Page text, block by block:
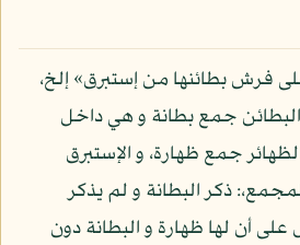
فرش بطائنها من إستبرق» إلخ،
جمع بطانة و هي داخل
جمع ظهارة، و الإستبرق
ذكر البطانة و لم يذكر
على أن لها ظهارة و البطانة دون